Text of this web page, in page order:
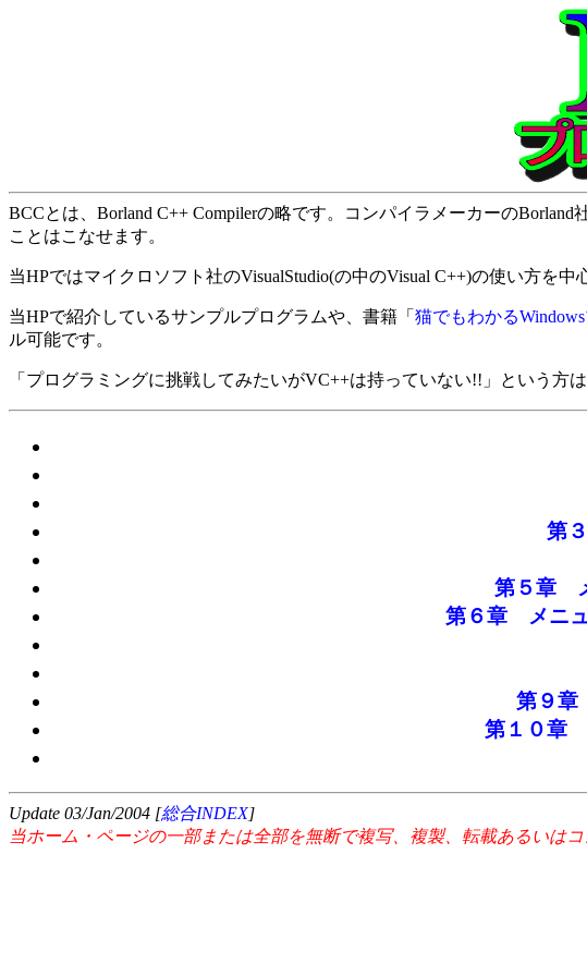
BCCとは、Borland C++ Compilerの略です。コンパイラメーカーの
ことはこなせます。
当HPではマイクロソフト社のVisualStudio(の中のVisual C++)の使い方を
当HPで紹介しているサンプルプログラムや、書籍「 猫でもわかる
ル可能です。
「プログラミングに挑戦してみたいがVC++は持っていない!!」という方
第
第５章
第６章 メニュ
第９章
第１０章
Update 03/Jan/2004 [総合INDEX]
当ホーム・ページの一部または全部を無断で複写、複製、転載あるいは